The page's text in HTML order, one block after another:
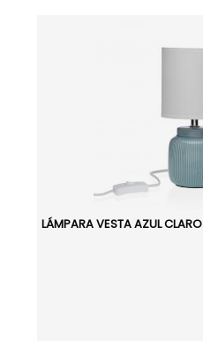
LÁMPARA VESTA AZUL CLARO